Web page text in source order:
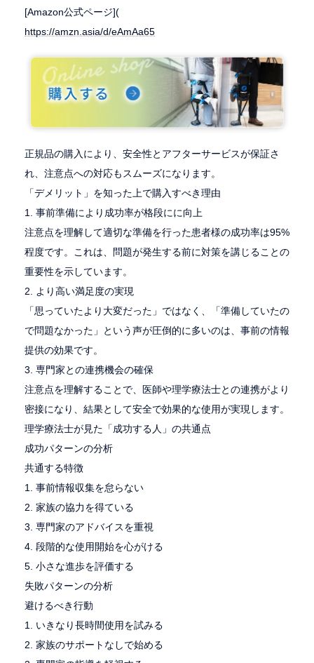
[Amazon公式ページ](
https://amzn.asia/d/eAmAa65
正規品の購入により、安全性とアフターサービスが保証さ
れ、注意点への対応もスムーズになります。
「デメリット」を知った上で購入すべき理由
1. 事前準備により成功率が格段にに向上
注意点を理解して適切な準備を行った患者様の成功率は95%
程度です。これは、問題が発生する前に対策を講じることの
重要性を示しています。
2. より高い満足度の実現
「思っていたより大変だった」ではなく、「準備していたの
で問題なかった」という声が圧倒的に多いのは、事前の情報
提供の効果です。
3. 専門家との連携機会の確保
注意点を理解することで、医師や理学療法士との連携がより
密接になり、結果として安全で効果的な使用が実現します。
理学療法士が見た「成功する人」の共通点
成功パターンの分析
共通する特徴
1. 事前情報収集を怠らない
2. 家族の協力を得ている
3. 専門家のアドバイスを重視
4. 段階的な使用開始を心がける
5. 小さな進歩を評価する
失敗パターンの分析
避けるべき行動
1. いきなり長時間使用を試みる
2. 家族のサポートなしで始める